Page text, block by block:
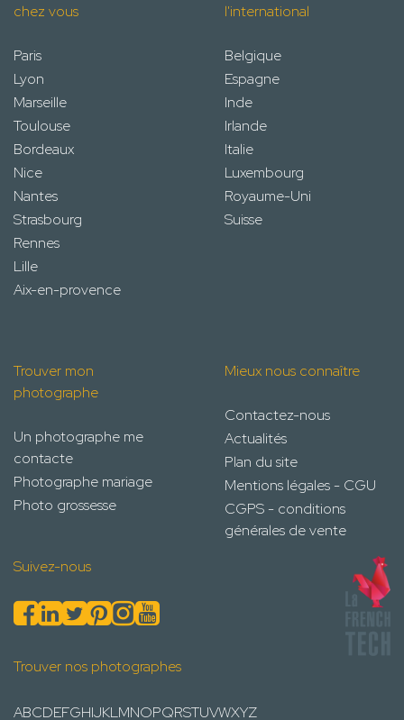
chez vous
Paris
Lyon
Marseille
Toulouse
Bordeaux
Nice
Nantes
Strasbourg
Rennes
Lille
Aix-en-provence
l'international
Belgique
Espagne
Inde
Irlande
Italie
Luxembourg
Royaume-Uni
Suisse
Trouver mon
photographe
Un photographe me
contacte
Photographe mariage
Photo grossesse
Mieux nous connaître
Contactez-nous
Actualités
Plan du site
Mentions légales - CGU
CGPS - conditions
générales de vente
Suivez-nous
Trouver nos photographes
ABCDEFGHIJKLMNOPQRSTUVWXYZ